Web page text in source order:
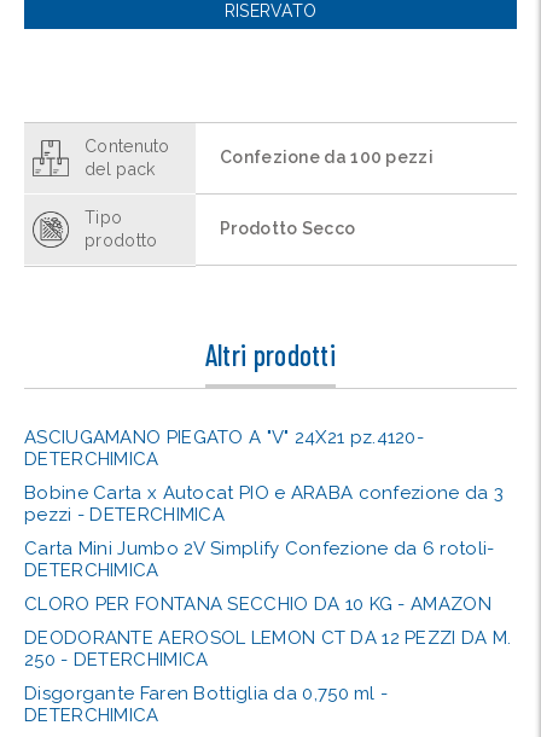
RISERVATO
Contenuto
del pack
Confezione da 100 pezzi
Tipo
prodotto
Prodotto Secco
Altri prodotti
ASCIUGAMANO PIEGATO A "V" 24X21 pz.4120-
DETERCHIMICA
Bobine Carta x Autocat PIO e ARABA confezione da 3
pezzi - DETERCHIMICA
Carta Mini Jumbo 2V Simplify Confezione da 6 rotoli-
DETERCHIMICA
CLORO PER FONTANA SECCHIO DA 10 KG - AMAZON
DEODORANTE AEROSOL LEMON CT DA 12 PEZZI DA M.
250 - DETERCHIMICA
Disgorgante Faren Bottiglia da 0,750 ml -
DETERCHIMICA